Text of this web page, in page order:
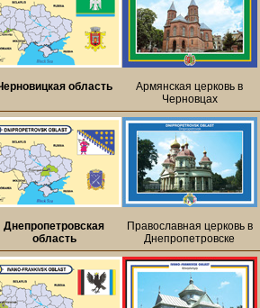
область
Армянская церковь в
Черновцах
Днепропетровская
область
Православная церковь в
Днепропетровске